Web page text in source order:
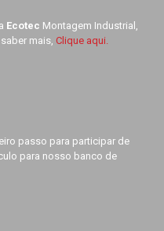
Ecotec Montagem Industrial,
mais, Clique aqui.
passo para participar de
para nosso banco de